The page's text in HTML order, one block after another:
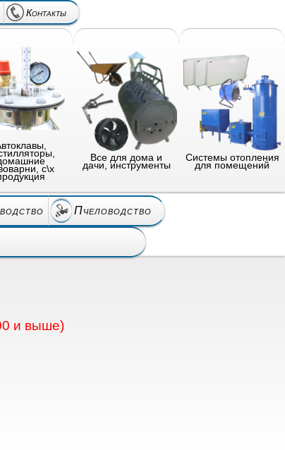
Контакты
с\х
Все для дома и
дачи, инструменты
Системы отопления
для помещений
Пчеловодство
и выше)